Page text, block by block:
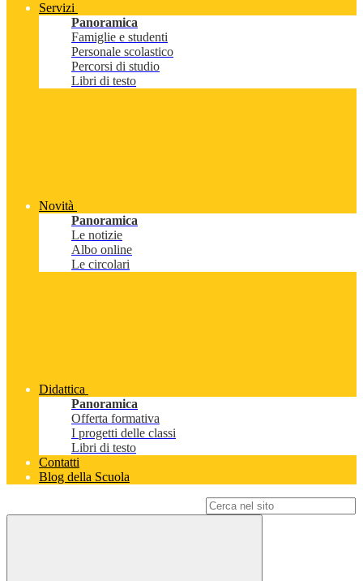
Servizi
Panoramica
Famiglie e studenti
Personale scolastico
Percorsi di studio
Libri di testo
Novità
Panoramica
Le notizie
Albo online
Le circolari
Didattica
Panoramica
Offerta formativa
I progetti delle classi
Libri di testo
Contatti
Blog della Scuola